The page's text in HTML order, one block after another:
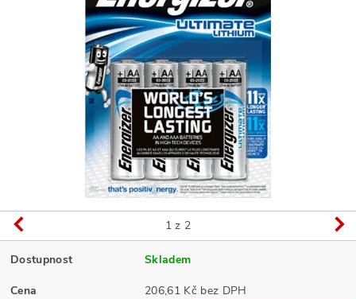
1 z 2
Dostupnost Skladem
Cena 206,61 Kč bez DPH